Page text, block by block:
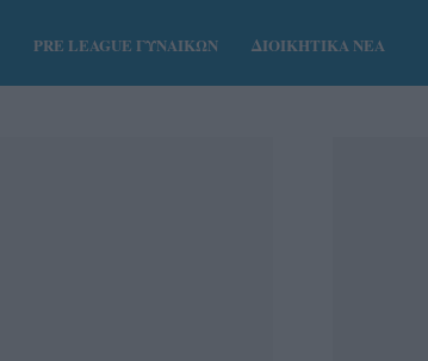
PRE LEAGUE ΓΥΝΑΙΚΩΝ ΔΙΟΙΚΗΤΙΚΑ ΝΕΑ